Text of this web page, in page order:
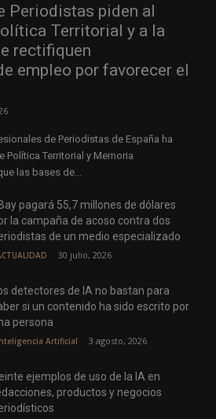
Periodistas piden al
Territorial y a la
rectifiquen
empleo por favorecer el
de Periodistas de España ha
Territorial y Memoria
las bases de...
pagará 55,7 millones de dólares
la campaña de acoso contra dos
de un medio especializado
30 julio, 2026
detectores de IA no bastan para
si un contenido ha sido escrito por
persona
Artificial 3 agosto, 2026
ejemplos de uso de la IA en
productos y negocios